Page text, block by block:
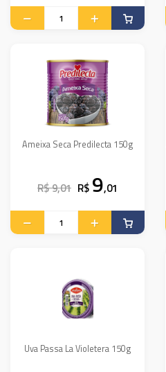
Ameixa Seca Predilecta 150g
R$ 9,01 R$ 9,01
Uva Passa La Violetera 150g